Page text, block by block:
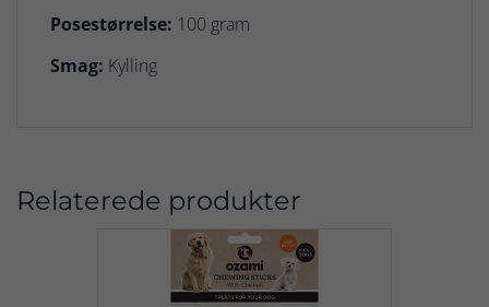
Posestørrelse: 100 gram
Smag: Kylling
Relaterede produkter